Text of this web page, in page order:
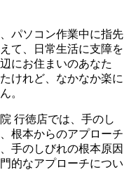
パソコン作業中に指先
て、日常生活に支障を
にお住まいのあなた
けれど、なかなか楽に
。
行徳店では、手のし
根本からのアプローチ
手のしびれの根本原因
的なアプローチについ